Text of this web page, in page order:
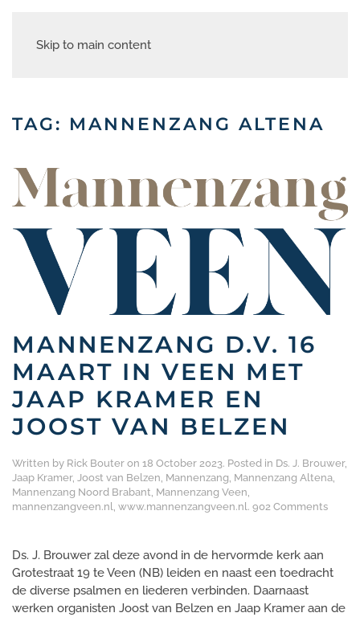
Skip to main content
TAG: MANNENZANG ALTENA
MANNENZANG D.V. 16
MAART IN VEEN MET
JAAP KRAMER EN
JOOST VAN BELZEN
Written by Rick Bouter on 18 October 2023. Posted in Ds. J. Brouwer,
Jaap Kramer, Joost van Belzen, Mannenzang, Mannenzang Altena,
Mannenzang Noord Brabant, Mannenzang Veen,
mannenzangveen.nl, www.mannenzangveen.nl. 902 Commentson
in
met
Ds. J. Brouwer zal deze avond in de hervormde kerk aan
Grotestraat 19 te Veen (NB) leiden en naast een toedracht
de diverse psalmen en liederen verbinden. Daarnaast
werken organisten Joost van Belzen en Jaap Kramer aan de